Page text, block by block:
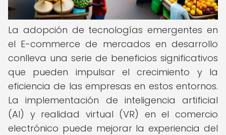
La adopción de tecnologías emergentes en
el E-commerce de mercados en desarrollo
conlleva una serie de beneficios significativos
que pueden impulsar el crecimiento y la
eficiencia de las empresas en estos entornos.
La implementación de inteligencia artificial
(AI) y realidad virtual (VR) en el comercio
electrónico puede mejorar la experiencia del